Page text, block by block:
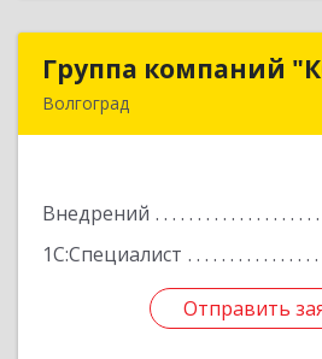
Группа компаний
Волгоград
Внедрений
1С:Специалист
Отправить
Группа
Отправить